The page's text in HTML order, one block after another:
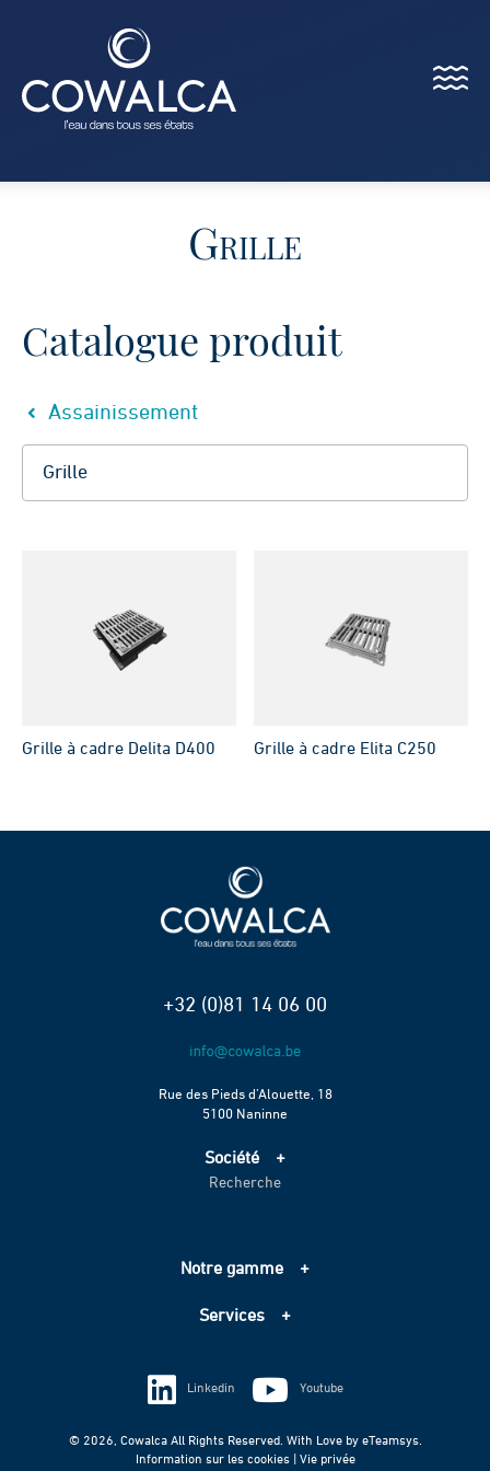
Menu
Grille
Catalogue produit
Assainissement
Grille à cadre Delita D400 Grille à cadre Elita C250
+32 (0)81 14 06 00
Rue des Pieds d’Alouette, 18
5100 Naninne
Société
Accueil
Échelle de performance CO2
Recherche
Notre gamme
Assainissement
Techniques spéciales
Services
Information sur les cookies
Vie privée
© 2026, Cowalca All Rights Reserved. With Love by eTeamsys.
Information sur les cookies | Vie privée
Linkedin Youtube